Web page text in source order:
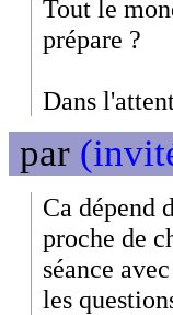
Tout le
prépare ?
Dans
par
Ca dépend
proche de
séance
les